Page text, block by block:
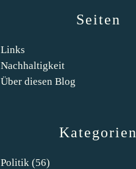
Kategorien
Politik (56)
Seiten
Links
Nachhaltigkeit
Über diesen Blog